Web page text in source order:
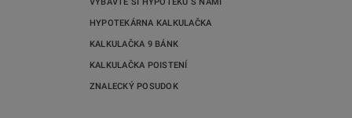
HYPOTEKÁRNA KALKULAČKA
KALKULAČKA 9 BÁNK
KALKULAČKA POISTENÍ
ZNALECKÝ POSUDOK